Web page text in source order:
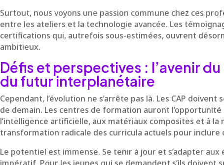
Surtout, nous voyons une passion commune chez ces
entre les ateliers et la technologie avancée. Les
certifications qui, autrefois sous-estimées, ouvrent
ambitieux.
Défis et perspectives : l’avenir
du futur interplanétaire
Cependant, l’évolution ne s’arrête pas là. Les CAP
de demain. Les centres de formation auront l’opportunité
l’intelligence artificielle, aux matériaux composites et à
transformation radicale des curricula actuels pour inclure
Le potentiel est immense. Se tenir à jour et s’adapter